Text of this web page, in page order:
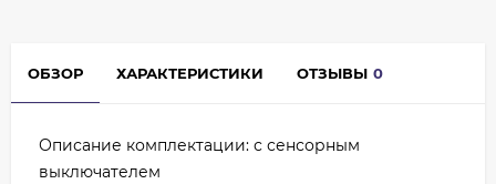
ОБЗОР ХАРАКТЕРИСТИКИ ОТЗЫВЫ 0
Описание комплектации: с сенсорным
выключателем